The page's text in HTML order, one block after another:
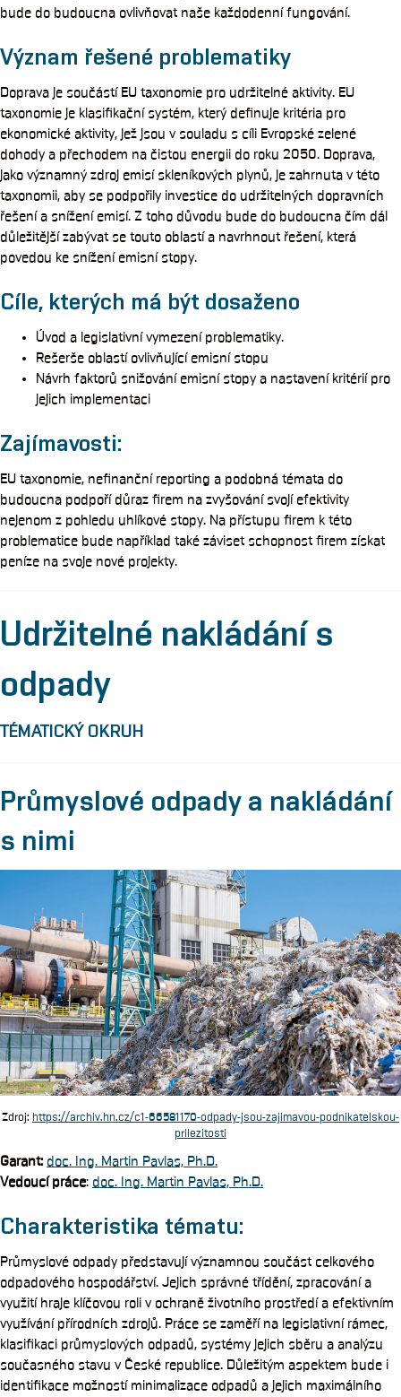
bude do budoucna ovlivňovat naše každodenní fungování.
Význam řešené problematiky
Doprava je součástí EU taxonomie pro udržitelné aktivity. EU
taxonomie je klasifikační systém, který definuje kritéria pro
ekonomické aktivity, jež jsou v souladu s cíli Evropské zelené
dohody a přechodem na čistou energii do roku 2050. Doprava,
jako významný zdroj emisí skleníkových plynů, je zahrnuta v této
taxonomii, aby se podpořily investice do udržitelných dopravních
řešení a snížení emisí. Z toho důvodu bude do budoucna čím dál
důležitější zabývat se touto oblastí a navrhnout řešení, která
povedou ke snížení emisní stopy.
Cíle, kterých má být dosaženo
Úvod a legislativní vymezení problematiky.
Rešerše oblastí ovlivňující emisní stopu
Návrh faktorů snižování emisní stopy a nastavení kritérií pro
jejich implementaci
Zajímavosti:
EU taxonomie, nefinanční reporting a podobná témata do
budoucna podpoří důraz firem na zvyšování svojí efektivity
nejenom z pohledu uhlíkové stopy. Na přístupu firem k této
problematice bude například také záviset schopnost firem získat
peníze na svoje nové projekty.
Udržitelné nakládání s
odpady
TÉMATICKÝ OKRUH
Průmyslové odpady a nakládání
s nimi
Zdroj: https://archiv.hn.cz/c1-66581170-odpady-jsou-zajimavou-podnikatelskou-
prilezitosti
Garant: doc. Ing. Martin Pavlas, Ph.D.
Vedoucí práce: doc. Ing. Martin Pavlas, Ph.D.
Charakteristika tématu:
Průmyslové odpady představují významnou součást celkového
odpadového hospodářství. Jejich správné třídění, zpracování a
využití hraje klíčovou roli v ochraně životního prostředí a efektivním
využívání přírodních zdrojů. Práce se zaměří na legislativní rámec,
klasifikaci průmyslových odpadů, systémy jejich sběru a analýzu
současného stavu v České republice. Důležitým aspektem bude i
identifikace možností minimalizace odpadů a jejich maximálního